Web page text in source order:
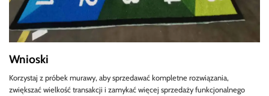
Wnioski
Korzystaj z próbek murawy, aby sprzedawać kompletne rozwiązania,
zwiększać wielkość transakcji i zamykać więcej sprzedaży funkcjonalnego